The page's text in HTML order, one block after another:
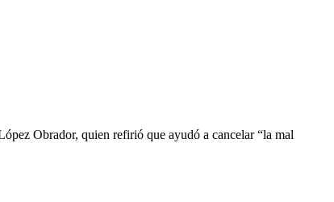
Obrador, quien refirió que ayudó a cancelar “la mal